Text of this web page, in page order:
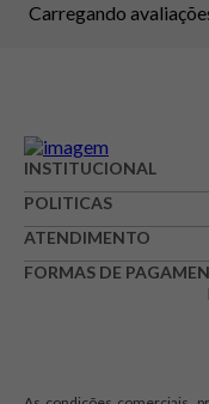
Carregando
INSTITUCIONAL
POLITICAS
ATENDIMENTO
FORMAS DE